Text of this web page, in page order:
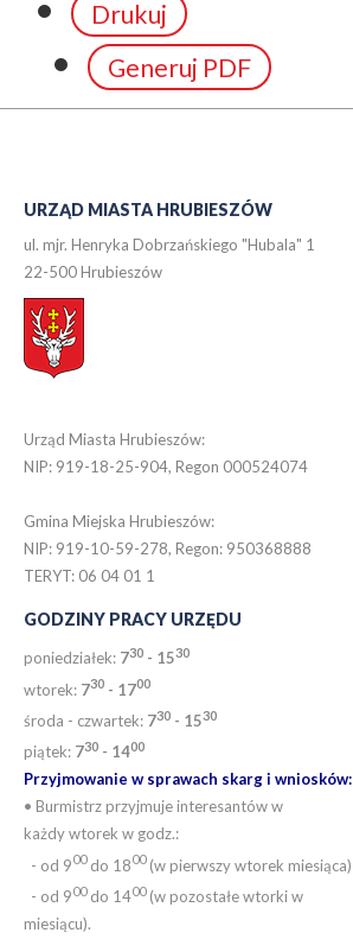
Drukuj
Generuj PDF
URZĄD MIASTA HRUBIESZÓW
ul. mjr. Henryka Dobrzańskiego "Hubala" 1
22-500 Hrubieszów
Urząd Miasta Hrubieszów:
NIP: 919-18-25-904, Regon 000524074
Gmina Miejska Hrubieszów:
NIP: 919-10-59-278, Regon: 950368888
TERYT: 06 04 01 1
GODZINY PRACY URZĘDU
poniedziałek: 730 - 1530
wtorek: 730 - 1700
środa - czwartek: 730 - 1530
piątek: 730 - 1400
Przyjmowanie w sprawach skarg i wniosków:
• Burmistrz przyjmuje interesantów w
każdy wtorek w godz.:
- od 900do 1800(w pierwszy wtorek miesiąca)
- od 900do 1400(w pozostałe wtorki w
miesiącu).